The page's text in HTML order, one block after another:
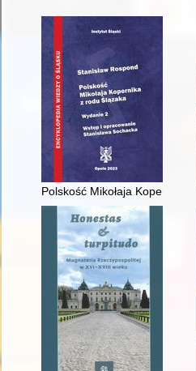
Polskość Mikołaja Kopernika